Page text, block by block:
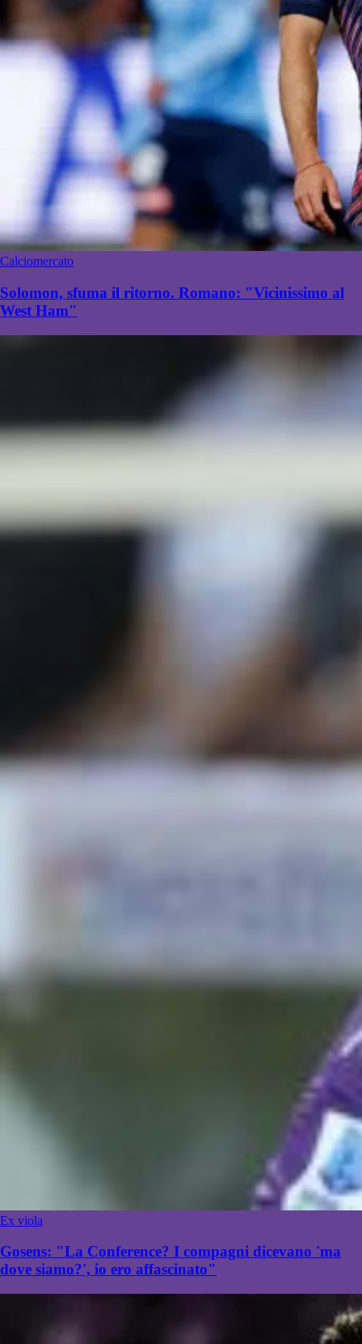
Calciomercato
Solomon, sfuma il ritorno. Romano: "Vicinissimo al
West Ham"
Ex viola
Gosens: "La Conference? I compagni dicevano 'ma
dove siamo?', io ero affascinato"